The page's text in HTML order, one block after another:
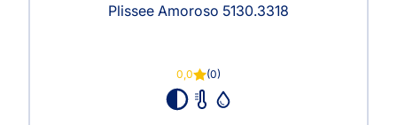
Plissee Amoroso 5130.3318
0,0 (0)